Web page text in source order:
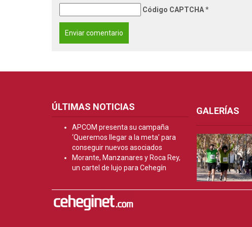
Código CAPTCHA*
ÚLTIMAS NOTICIAS
APCOM presenta su campaña
‘Queremos llegar a la meta’ para
conseguir nuevos asociados
Morante, Manzanares y Roca Rey,
un cartel de lujo para Cehegín
GALERÍAS